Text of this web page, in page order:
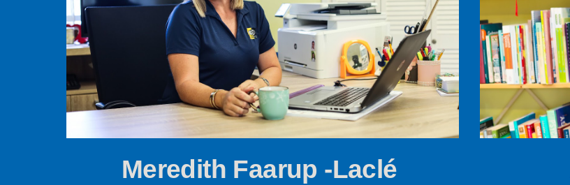
Meredith Faarup -Laclé